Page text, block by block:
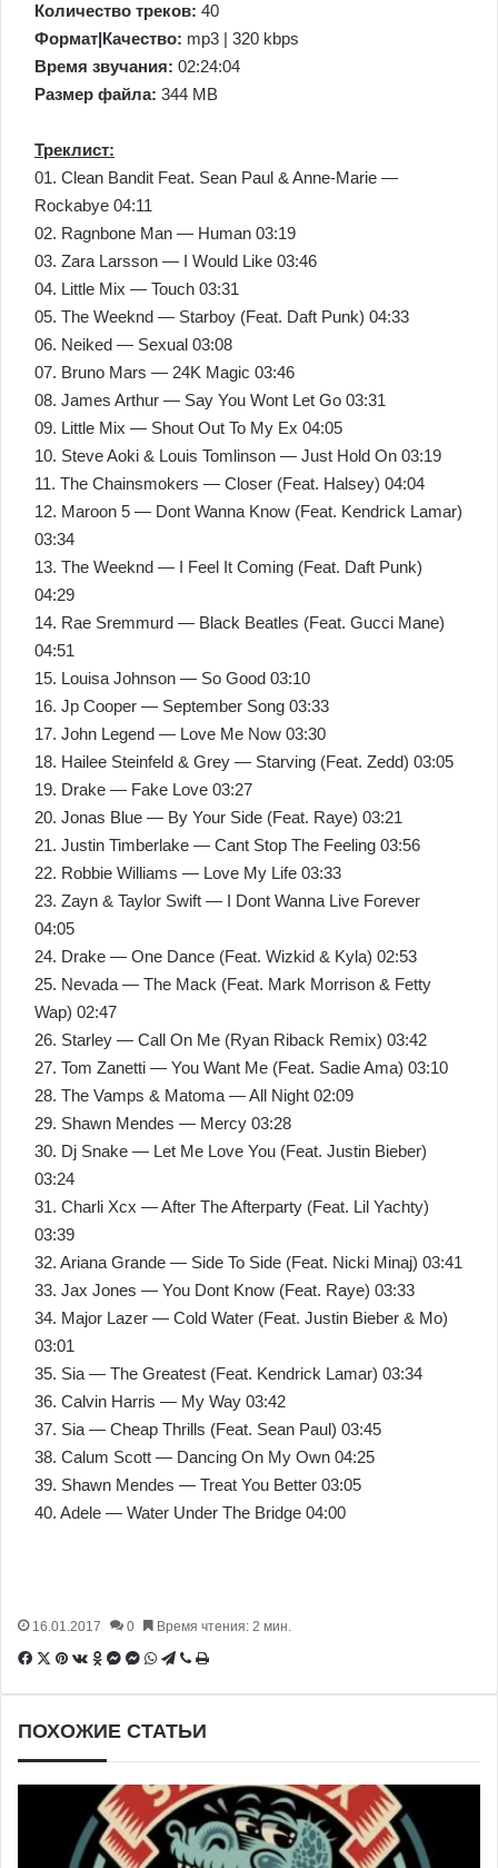
Количество треков: 40
Формат|Качество: mp3 | 320 kbps
Время звучания: 02:24:04
Размер файла: 344 MB
Треклист:
01. Clean Bandit Feat. Sean Paul & Anne-Marie —
Rockabye 04:11
02. Ragnbone Man — Human 03:19
03. Zara Larsson — I Would Like 03:46
04. Little Mix — Touch 03:31
05. The Weeknd — Starboy (Feat. Daft Punk) 04:33
06. Neiked — Sexual 03:08
07. Bruno Mars — 24K Magic 03:46
08. James Arthur — Say You Wont Let Go 03:31
09. Little Mix — Shout Out To My Ex 04:05
10. Steve Aoki & Louis Tomlinson — Just Hold On 03:19
11. The Chainsmokers — Closer (Feat. Halsey) 04:04
12. Maroon 5 — Dont Wanna Know (Feat. Kendrick Lamar)
03:34
13. The Weeknd — I Feel It Coming (Feat. Daft Punk)
04:29
14. Rae Sremmurd — Black Beatles (Feat. Gucci Mane)
04:51
15. Louisa Johnson — So Good 03:10
16. Jp Cooper — September Song 03:33
17. John Legend — Love Me Now 03:30
18. Hailee Steinfeld & Grey — Starving (Feat. Zedd) 03:05
19. Drake — Fake Love 03:27
20. Jonas Blue — By Your Side (Feat. Raye) 03:21
21. Justin Timberlake — Cant Stop The Feeling 03:56
22. Robbie Williams — Love My Life 03:33
23. Zayn & Taylor Swift — I Dont Wanna Live Forever
04:05
24. Drake — One Dance (Feat. Wizkid & Kyla) 02:53
25. Nevada — The Mack (Feat. Mark Morrison & Fetty
Wap) 02:47
26. Starley — Call On Me (Ryan Riback Remix) 03:42
27. Tom Zanetti — You Want Me (Feat. Sadie Ama) 03:10
28. The Vamps & Matoma — All Night 02:09
29. Shawn Mendes — Mercy 03:28
30. Dj Snake — Let Me Love You (Feat. Justin Bieber)
03:24
31. Charli Xcx — After The Afterparty (Feat. Lil Yachty)
03:39
32. Ariana Grande — Side To Side (Feat. Nicki Minaj) 03:41
33. Jax Jones — You Dont Know (Feat. Raye) 03:33
34. Major Lazer — Cold Water (Feat. Justin Bieber & Mo)
03:01
35. Sia — The Greatest (Feat. Kendrick Lamar) 03:34
36. Calvin Harris — My Way 03:42
37. Sia — Cheap Thrills (Feat. Sean Paul) 03:45
38. Calum Scott — Dancing On My Own 04:25
39. Shawn Mendes — Treat You Better 03:05
40. Adele — Water Under The Bridge 04:00
16.01.2017 0 Время чтения: 2 мин.
Facebook
X Pinterest
Вконтакте
Одноклассники
Messenger
Messenger
WhatsApp
Telegram
ViberПечатать
ПОХОЖИЕ СТАТЬИ